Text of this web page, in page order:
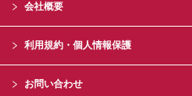
会社概要
利用規約・個人情報保護
お問い合わせ